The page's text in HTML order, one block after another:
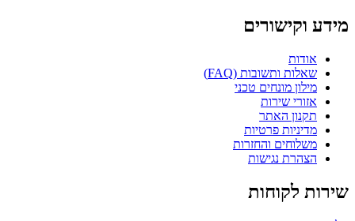
מידע וקישורים
אודות
שאלות ותשובות (FAQ)
מילון מונחים טכני
אזורי שירות
תקנון האתר
מדיניות פרטיות
משלוחים והחזרות
הצהרת נגישות
שירות לקוחות